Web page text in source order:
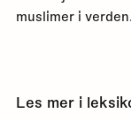
muslimer i verden.
Les mer i